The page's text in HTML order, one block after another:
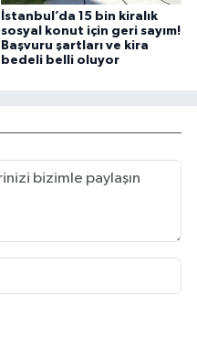
İstanbul’da 15 bin kiralık
sosyal konut için geri sayım!
Başvuru şartları ve kira
bedeli belli oluyor